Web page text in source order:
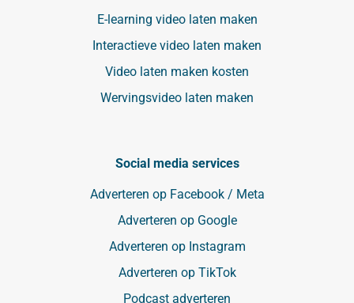
E-learning video laten maken
Interactieve video laten maken
Video laten maken kosten
Wervingsvideo laten maken
Social media services
Adverteren op Facebook / Meta
Adverteren op Google
Adverteren op Instagram
Adverteren op TikTok
Podcast adverteren